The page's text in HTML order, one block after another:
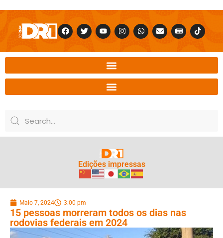
Edições impressas
Maio 7, 2024 3:00 pm
15 pessoas morreram todos os dias nas
rodovias federais em 2024